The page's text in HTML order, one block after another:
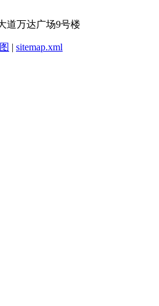
道万达广场9号楼
| sitemap.xml